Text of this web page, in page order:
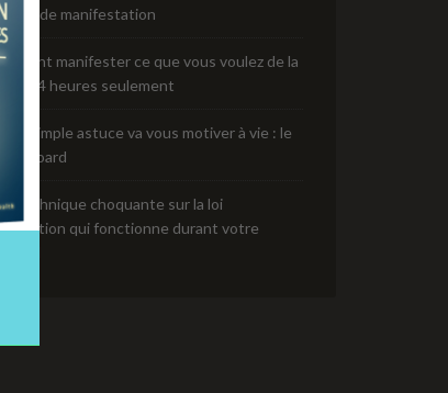
de manifestation
manifester ce que vous voulez de la
en 24 heures seulement
simple astuce va vous motiver à vie : le
board
technique choquante sur la loi
qui fonctionne durant votre